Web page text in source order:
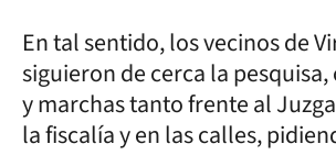
En tal sentido, los vecinos de
siguieron de cerca la
y marchas tanto frente al
la fiscalía y en las calles,